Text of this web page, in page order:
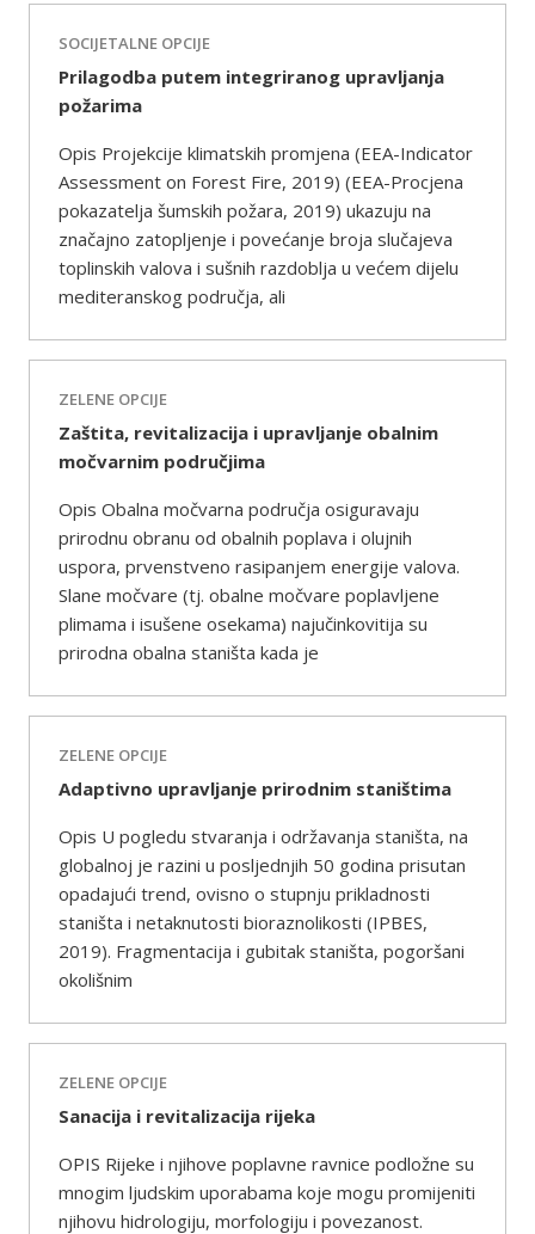
SOCIJETALNE OPCIJE
Prilagodba putem integriranog upravljanja
požarima
Opis Projekcije klimatskih promjena (EEA-Indicator
Assessment on Forest Fire, 2019) (EEA-Procjena
pokazatelja šumskih požara, 2019) ukazuju na
značajno zatopljenje i povećanje broja slučajeva
toplinskih valova i sušnih razdoblja u većem dijelu
mediteranskog područja, ali
ZELENE OPCIJE
Zaštita, revitalizacija i upravljanje obalnim
močvarnim područjima
Opis Obalna močvarna područja osiguravaju
prirodnu obranu od obalnih poplava i olujnih
uspora, prvenstveno rasipanjem energije valova.
Slane močvare (tj. obalne močvare poplavljene
plimama i isušene osekama) najučinkovitija su
prirodna obalna staništa kada je
ZELENE OPCIJE
Adaptivno upravljanje prirodnim staništima
Opis U pogledu stvaranja i održavanja staništa, na
globalnoj je razini u posljednjih 50 godina prisutan
opadajući trend, ovisno o stupnju prikladnosti
staništa i netaknutosti bioraznolikosti (IPBES,
2019). Fragmentacija i gubitak staništa, pogoršani
okolišnim
ZELENE OPCIJE
Sanacija i revitalizacija rijeka
OPIS Rijeke i njihove poplavne ravnice podložne su
mnogim ljudskim uporabama koje mogu promijeniti
njihovu hidrologiju, morfologiju i povezanost.